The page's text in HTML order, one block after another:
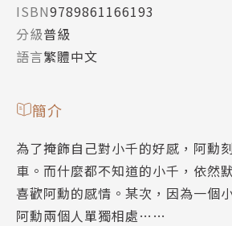
ISBN9789861166193
分級普級
語言繁體中文
簡介
為了掩飾自己對小千的好感，阿勳
車。而什麼都不知道的小千，依然
喜歡阿勳的感情。某次，因為一個
阿勳兩個人單獨相處……